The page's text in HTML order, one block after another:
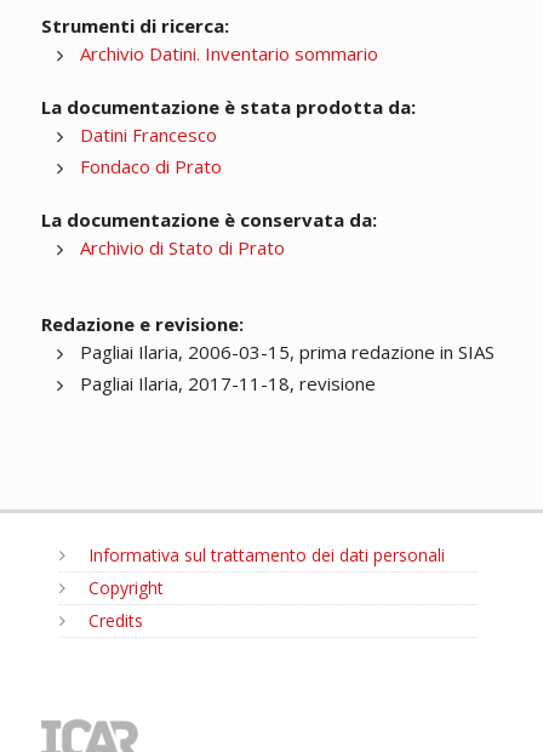
Strumenti di ricerca:
Archivio Datini. Inventario sommario
La documentazione è stata prodotta da:
Datini Francesco
Fondaco di Prato
La documentazione è conservata da:
Archivio di Stato di Prato
Redazione e revisione:
Pagliai Ilaria, 2006-03-15, prima redazione in SIAS
Pagliai Ilaria, 2017-11-18, revisione
Informativa sul trattamento dei dati personali
Copyright
Credits